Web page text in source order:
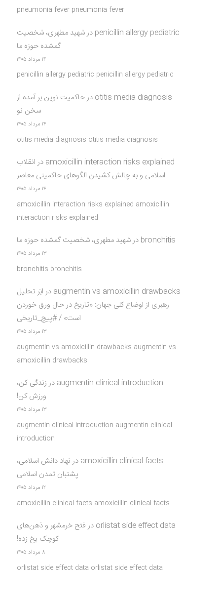
pneumonia fever pneumonia fever
penicillin allergy pediatric درشهید مطهری، شخصیت
گمشده حوزه ما
۱۴ مرداد ۱۴۰۵
penicillin allergy pediatric penicillin allergy pediatric
otitis media diagnosis درحاکمیت نوین بر آمده از
سخن نو
۱۴ مرداد ۱۴۰۵
otitis media diagnosis otitis media diagnosis
amoxicillin interaction risks explained در انقلاب
اسلامی و به چالش کشیدن الگوهای حاکمیتی معاصر
۱۴ مرداد ۱۴۰۵
amoxicillin interaction risks explained amoxicillin
interaction risks explained
bronchitis درشهید مطهری، شخصیت گمشده حوزه ما
۱۳ مرداد ۱۴۰۵
bronchitis bronchitis
augmentin vs amoxicillin drawbacks درابَر تحلیل
رهبری از اوضاع کلی جهان: «تاریخ در حال ورق خوردن
است» / #پیچ_تاریخی
۱۳ مرداد ۱۴۰۵
augmentin vs amoxicillin drawbacks augmentin vs
amoxicillin drawbacks
augmentin clinical introduction درزندگی کن،
ورزش کن!
۱۳ مرداد ۱۴۰۵
augmentin clinical introduction augmentin clinical
introduction
amoxicillin clinical facts درنهاد دانش اسلامی،
پشتبان تمدن اسلامی
۱۲ مرداد ۱۴۰۵
amoxicillin clinical facts amoxicillin clinical facts
orlistat side effect data درفتح خرمشهر و ذهن‌های
کوچک یخ زده!
۸ مرداد ۱۴۰۵
orlistat side effect data orlistat side effect data